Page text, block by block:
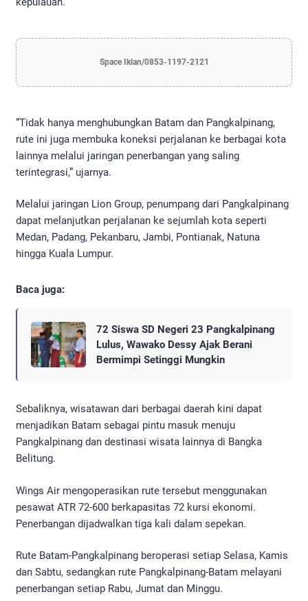
Space Iklan/0853-1197-2121
“Tidak hanya menghubungkan Batam dan Pangkalpinang,
rute ini juga membuka koneksi perjalanan ke berbagai kota
lainnya melalui jaringan penerbangan yang saling
terintegrasi,” ujarnya.
Melalui jaringan Lion Group, penumpang dari Pangkalpinang
dapat melanjutkan perjalanan ke sejumlah kota seperti
Medan, Padang, Pekanbaru, Jambi, Pontianak, Natuna
hingga Kuala Lumpur.
Baca juga:
72 Siswa SD Negeri 23 Pangkalpinang
Lulus, Wawako Dessy Ajak Berani
Bermimpi Setinggi Mungkin
Sebaliknya, wisatawan dari berbagai daerah kini dapat
menjadikan Batam sebagai pintu masuk menuju
Pangkalpinang dan destinasi wisata lainnya di Bangka
Belitung.
Wings Air mengoperasikan rute tersebut menggunakan
pesawat ATR 72-600 berkapasitas 72 kursi ekonomi.
Penerbangan dijadwalkan tiga kali dalam sepekan.
Rute Batam-Pangkalpinang beroperasi setiap Selasa, Kamis
dan Sabtu, sedangkan rute Pangkalpinang-Batam melayani
penerbangan setiap Rabu, Jumat dan Minggu.